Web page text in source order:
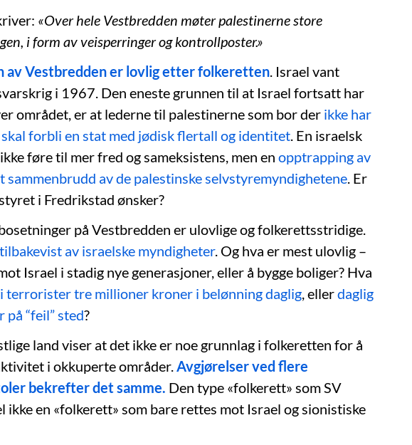
«Over hele Vestbredden møter palestinerne store
i form av veisperringer og kontrollposter.»
av Vestbredden er lovlig etter folkeretten. Israel vant
i 1967. Den eneste grunnen til at Israel fortsatt har
området, er at lederne til palestinerne som bor der ikke har
forbli en stat med jødisk flertall og identitet. En israelsk
føre til mer fred og sameksistens, men en opptrapping av
sammenbrudd av de palestinske selvstyremyndighetene. Er
i Fredrikstad ønsker?
på Vestbredden er ulovlige og folkerettsstridige.
av israelske myndigheter. Og hva er mest ulovlig –
Israel i stadig nye generasjoner, eller å bygge boliger? Hva
terrorister tre millioner kroner i belønning daglig, ellerdaglig
på “feil” sted?
land viser at det ikke er noe grunnlag i folkeretten for å
i okkuperte områder.Avgjørelser ved flere
bekrefter det samme. Den type «folkerett» som SV
ikke en «folkerett» som bare rettes mot Israel og sionistiske